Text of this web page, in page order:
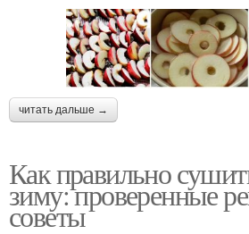
читать дальше →
Как правильно
зиму: проверенные
советы